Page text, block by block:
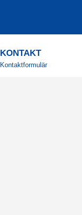
KONTAKT
Kontaktformulär